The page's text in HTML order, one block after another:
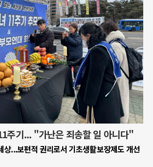
주기... "가난은 죄송할 일 아니다"
상...보편적 권리로서 기초생활보장제도 개선